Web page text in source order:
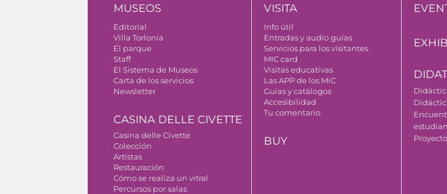
MUSEOS
Editorial
Villa Torlonia
El parque
Staff
El Sistema de Museos
Carta de los servicios
Newsletter
CASINA DELLE CIVETTE
Casina delle Civette
Colección
Artistas
Restauración
Cómo se realiza un vitral
Percursos por salas
VISITA
Info útil
Entradas y audio guías
Servicios para los visitantes
MIC card
Visitas educativas
Las APP de los MiC
Guìas y catàlogos
Accesibilidad
Tu comentario
BUY